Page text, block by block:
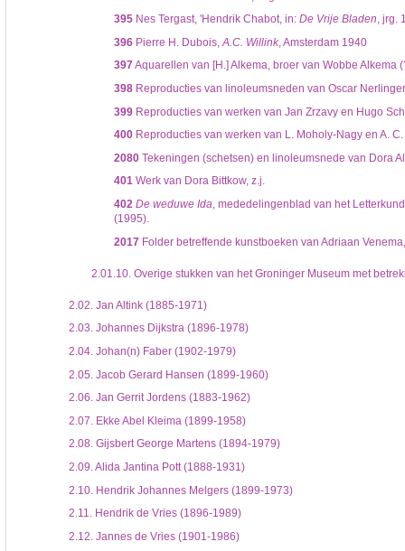
395Nes Tergast, 'Hendrik Chabot, in: De Vrije Bladen, jrg.
396Pierre H. Dubois, A.C. Willink, Amsterdam 1940
397Aquarellen van [H.] Alkema, broer van Wobbe Alkema
398Reproducties van linoleumsneden van Oscar
399Reproducties van werken van Jan Zrzavy en Hugo
400Reproducties van werken van L. Moholy-Nagy en A. C.
2080Tekeningen (schetsen) en linoleumsnede van Dora
401Werk van Dora Bittkow, z.j.
402 De weduwe Ida, mededelingenblad van het
(1995).
2017Folder betreffende kunstboeken van Adriaan
2.01.10. Overige stukken van het Groninger Museum met
2.02.Jan Altink (1885-1971)
2.03.Johannes Dijkstra (1896-1978)
2.04.Johan(n) Faber (1902-1979)
2.05. Jacob Gerard Hansen (1899-1960)
2.06.Jan Gerrit Jordens (1883-1962)
2.07.Ekke Abel Kleima (1899-1958)
2.08.Gijsbert George Martens (1894-1979)
2.09.Alida Jantina Pott (1888-1931)
2.10. Hendrik Johannes Melgers (1899-1973)
2.11.Hendrik de Vries (1896-1989)
2.12.Jannes de Vries (1901-1986)